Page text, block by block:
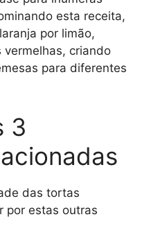
esta receita,
por limão,
vermelhas, criando
para diferentes
3
das tortas
por estas outras